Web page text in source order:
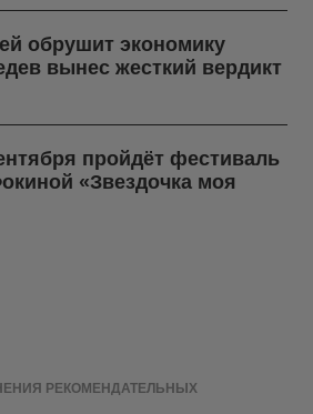
обрушит экономику
вынес жесткий вердикт
пройдёт фестиваль
«Звездочка моя
РЕКОМЕНДАТЕЛЬНЫХ